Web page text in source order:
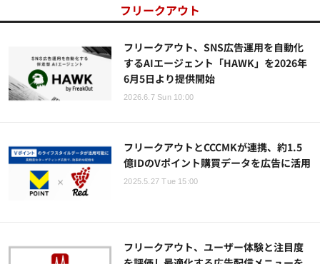
フリークアウト
フリークアウト、SNS広告運用を自動化
するAIエージェント「HAWK」を2026年
6月5日より提供開始
2026.6.7 Sun 10:00
フリークアウトとCCCMKが連携、約1.5
億IDのVポイント購買データを広告に活用
2025.5.27 Tue 15:00
フリークアウト、ユーザー体験と注目度